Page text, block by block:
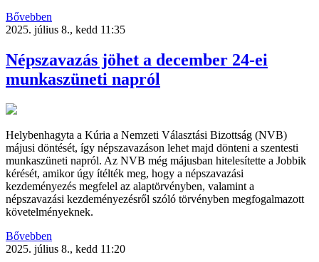
Bővebben
2025. július 8., kedd 11:35
Népszavazás jöhet a december 24-ei
munkaszüneti napról
Helybenhagyta a Kúria a Nemzeti Választási Bizottság (NVB)
májusi döntését, így népszavazáson lehet majd dönteni a szentesti
munkaszüneti napról. Az NVB még májusban hitelesítette a Jobbik
kérését, amikor úgy ítélték meg, hogy a népszavazási
kezdeményezés megfelel az alaptörvényben, valamint a
népszavazási kezdeményezésről szóló törvényben megfogalmazott
követelményeknek.
Bővebben
2025. július 8., kedd 11:20